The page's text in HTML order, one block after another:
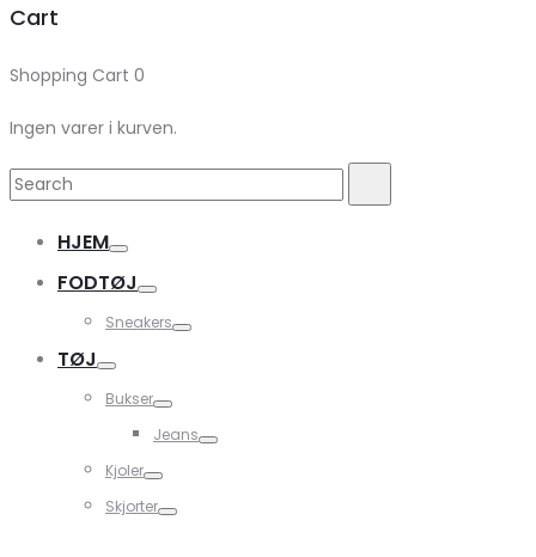
Cart
Shopping Cart 0
Ingen varer i kurven.
Search
HJEM
FODTØJ
Sneakers
TØJ
Bukser
Jeans
Kjoler
Skjorter